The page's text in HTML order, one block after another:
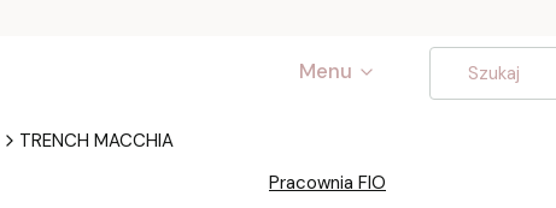
Menu
TRENCH MACCHIA
Pracownia FIO